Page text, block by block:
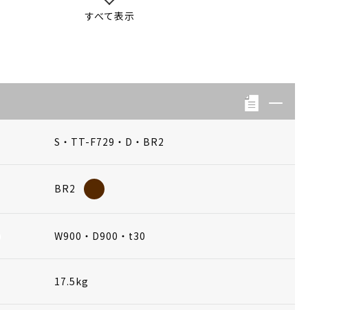
すべて表示
S・TT-F729・D・BR2
BR2
W900・D900・t30
17.5kg